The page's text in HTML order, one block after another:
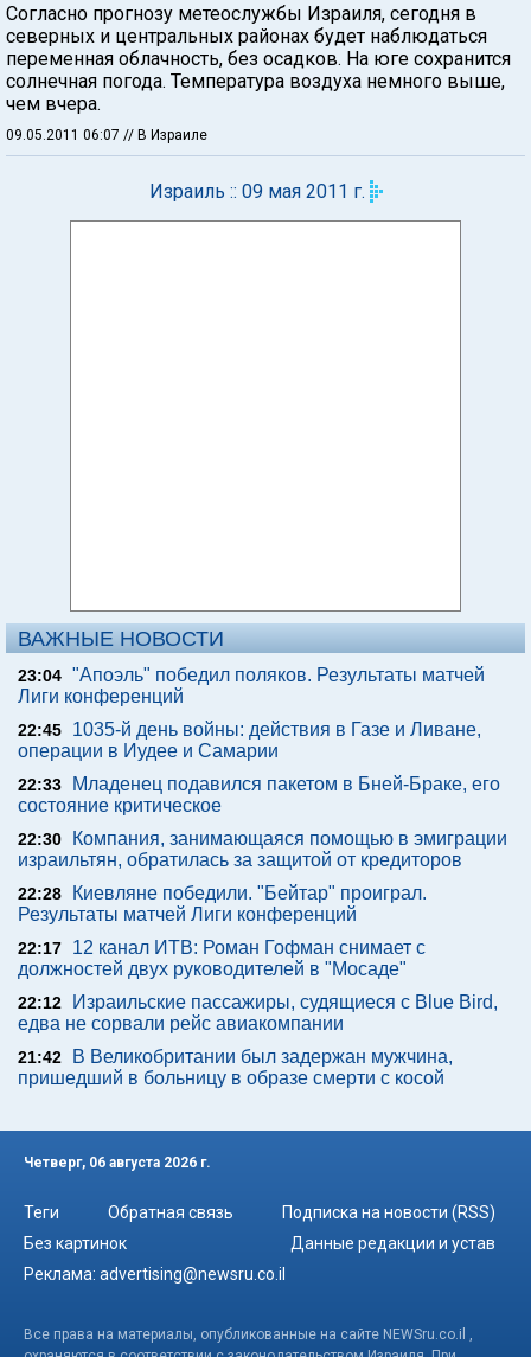
Согласно прогнозу метеослужбы Израиля, сегодня в
северных и центральных районах будет наблюдаться
переменная облачность, без осадков. На юге сохранится
солнечная погода. Температура воздуха немного выше,
чем вчера.
09.05.2011 06:07 // В Израиле
Израиль :: 09 мая 2011 г.
ВАЖНЫЕ НОВОСТИ
23:04 "Апоэль" победил поляков. Результаты матчей
Лиги конференций
22:45
1035-й день войны: действия в Газе и Ливане,
операции в Иудее и Самарии
22:33
Младенец подавился пакетом в Бней-Браке, его
состояние критическое
22:30
Компания, занимающаяся помощью в эмиграции
израильтян, обратилась за защитой от кредиторов
22:28
Киевляне победили. "Бейтар" проиграл.
Результаты матчей Лиги конференций
22:17
12 канал ИТВ: Роман Гофман снимает с
должностей двух руководителей в "Мосаде"
22:12
Израильские пассажиры, судящиеся с Blue Bird,
едва не сорвали рейс авиакомпании
21:42
В Великобритании был задержан мужчина,
пришедший в больницу в образе смерти с косой
Четверг, 06 августа 2026 г.
Теги Обратная связь
Подписка на новости (RSS)
Без картинок
Данные редакции и устав
Реклама: advertising@newsru.co.il
Все права на материалы, опубликованные на сайте NEWSru.co.il ,